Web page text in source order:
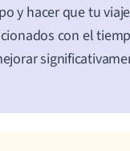
y hacer que tu
con el